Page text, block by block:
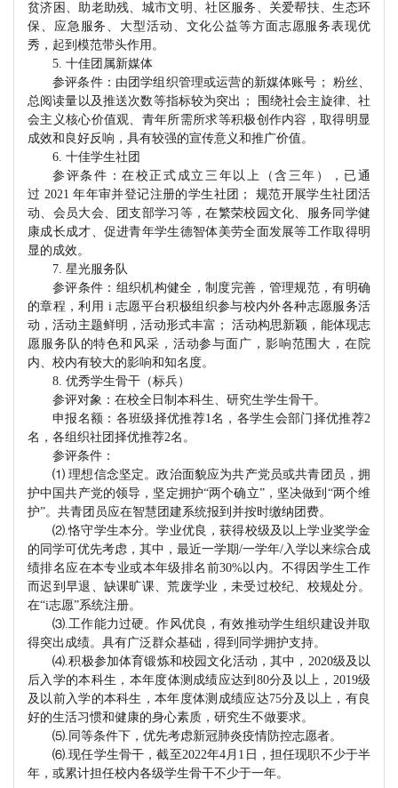
贫济困、助老助残、城市文明、社区服务、关爱帮扶、生态环
保、应急服务、大型活动、文化公益等方面志愿服务表现优
秀，起到模范带头作用。
5. 十佳团属新媒体
参评条件：由团学组织管理或运营的新媒体账号；
粉丝、
总阅读量以及推送次数等指标较为突出；
围绕社会主旋律、社
会主义核心价值观、青年所需所求等积极创作内容，取得明显
成效和良好反响，具有较强的宣传意义和推广价值。
6. 十佳学生社团
参评条件：在校正式成立三年以上（含三年），已通
过 2021 年年审并登记注册的学生社团； 规范开展学生社团活
动、会员大会、团支部学习等，在繁荣校园文化、服务同学健
康成长成才、促进青年学生德智体美劳全面发展等工作取得明
显的成效。
7. 星光服务队
参评条件：组织机构健全，制度完善，管理规范，有明确
的章程，利用 i 志愿平台积极组织参与校内外各种志愿服务活
动，活动主题鲜明，活动形式丰富； 活动构思新颖，能体现志
愿服务队的特色和风采，活动参与面广，影响范围大，在院
内、校内有较大的影响和知名度。
8. 优秀学生骨干（标兵）
参评对象：在校全日制本科生、研究生学生骨干。
申报名额：各班级择优推荐1名，各学生会部门择优推荐2
名，各组织社团择优推荐2名。
参评条件：
⑴理想信念坚定。政治面貌应为共产党员或共青团员，拥
护中国共产党的领导，坚定拥护“两个确立”，坚决做到“两个维
护”。共青团员应在智慧团建系统报到并按时缴纳团费。
⑵.恪守学生本分。学业优良，获得校级及以上学业奖学金
的同学可优先考虑，其中，最近一学期/一学年/入学以来综合成
绩排名应在本专业或本年级排名前30%以内。不得因学生工作
而迟到早退、缺课旷课、荒废学业，未受过校纪、校规处分。
在“i志愿”系统注册。
⑶.工作能力过硬。作风优良，有效推动学生组织建设并取
得突出成绩。具有广泛群众基础，得到同学拥护支持。
⑷.积极参加体育锻炼和校园文化活动，其中， 2020级及以
后入学的本科生，本年度体测成绩应达到 80分及以上， 2019级
及以前入学的本科生，本年度体测成绩应达75分及以上，有良
好的生活习惯和健康的身心素质，研究生不做要求。
⑸. 同等条件下，优先考虑新冠肺炎疫情防控志愿者。
⑹.现任学生骨干，截至2022年4月 1 日，担任现职不少于半
年，或累计担任校内各级学生骨干不少于一年。